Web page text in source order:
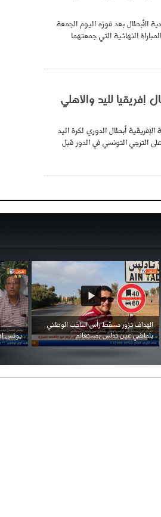
الأبطال بعد فوزه اليوم الجمعة
بنتيجة 35 / 23 وذلك في المباراة النهائية التي جمعتهما
لليد والأهلي
أبطال الدوري لكرة اليد
المقامة حاليا بالمغرب، وذلك عقب فوزه الثمين 33-34 على الترجي التونسي في الدور قبل
.
احتفال السفارة السعودية في الجزائر بالعيد
الوطني للمملكة